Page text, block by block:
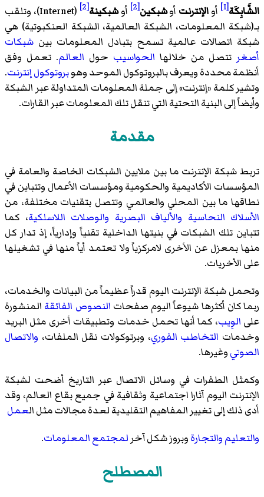
الشَّابِكَة[1] أوالإنترنت أوشبكين[2] أوشبكينة[2]
(
Internet)‏، وتلقب
بـ(شبكة المعلومات، الشبكة العالمية، الشبكة العنكبوتية) هي
شبكة اتصالات عالمية تسمح بتبادل المعلومات بين شبكات
أصغر تتصل من خلالها الحواسيب حول العالم. تعمل وفق
أنظمة محددة ويعرف بالبروتوكول الموحد وهوبروتوكول إنترنت.
وتشير كلمة «إنترنت» إلى جملة المعلومات المتداولة عبر الشبكة
وأيضاً إلى البنية التحتية التي تنقل تلك المعلومات عبر القارات.
مقدمة
تربط شبكة الإنترنت ما بين ملايين الشبكات الخاصة والعامة في
المؤسسات الأكاديمية والحكومية ومؤسسات الأعمال وتتباين في
نطاقها ما بين المحلي والعالمي وتتصل بتقنيات مختلفة، من
الأسلاك النحاسية والألياف البصرية والوصلات اللاسلكية، كما
تتباين تلك الشبكات في بنيتها الداخلية تقنياً وإدارياً، إذ تدار كل
منها بمعزل عن الأخرى لامركزياً ولا تعتمد أياً منها في تشغيلها
على الأخريات.
وتحمل شبكة الإنترنت اليوم قدراً عظيماً من البيانات والخدمات،
ربما كان أكثرها شيوعاً اليوم صفحات النصوص الفائقة المنشورة
على الوِيب، كما أنها تحمل خدمات وتطبيقات أخرى مثل البريد
وخدمات التخاطب الفوري، وبرتوكولات نقل الملفات، والاتصال
الصوتيوغيرها.
وكمثل الطفرات في وسائل الاتصال عبر التاريخ أضحت لشبكة
الإنترنت اليوم آثارا اجتماعية وثقافية في جميع بقاع العالم، وقد
أدى ذلك إلى تغيير المفاهيم التقليدية لعدة مجالات مثل العمل
والتعليموالتجارةوبروز شكل آخر لمجتمع المعلومات.
المصطلح